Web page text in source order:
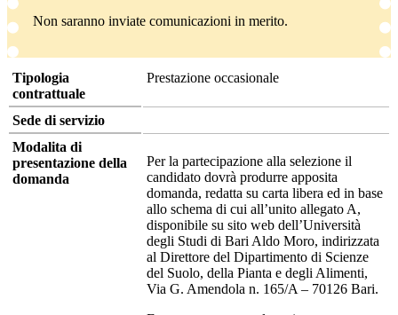
Non saranno inviate comunicazioni in merito.
Tipologia
contrattuale
Prestazione occasionale
Sede di servizio
Modalita di
presentazione della
domanda
Per la partecipazione alla selezione il
candidato dovrà produrre apposita
domanda, redatta su carta libera ed in base
allo schema di cui all’unito allegato A,
disponibile su sito web dell’Università
degli Studi di Bari Aldo Moro, indirizzata
al Direttore del Dipartimento di Scienze
del Suolo, della Pianta e degli Alimenti,
Via G. Amendola n. 165/A – 70126 Bari.